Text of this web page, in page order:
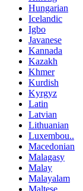
Hungarian
Icelandic
Igbo
Javanese
Kannada
Kazakh
Khmer
Kurdish
Kyrgyz
Latin
Latvian
Lithuanian
Luxembou..
Macedonian
Malagasy
Malay
Malayalam